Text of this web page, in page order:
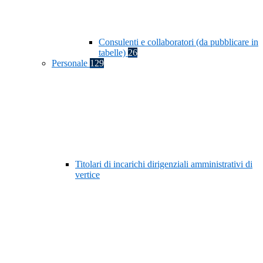
Consulenti e collaboratori (da pubblicare in
tabelle) 26
Personale 129
Titolari di incarichi dirigenziali amministrativi di
vertice